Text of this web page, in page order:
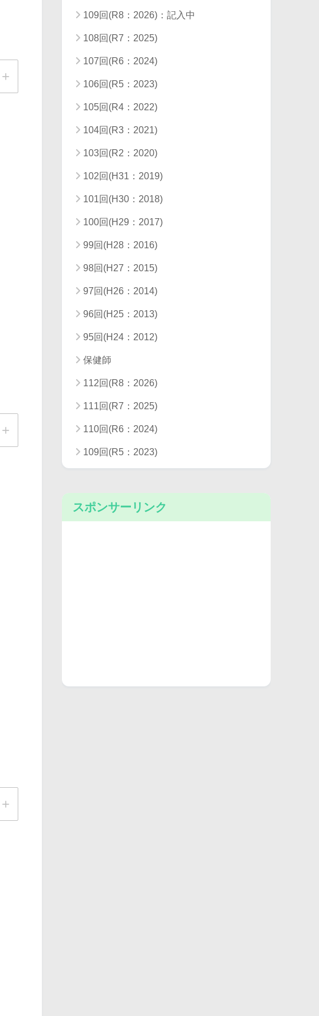
109回(R8：2026)：記入中
108回(R7：2025)
107回(R6：2024)
106回(R5：2023)
105回(R4：2022)
104回(R3：2021)
103回(R2：2020)
102回(H31：2019)
101回(H30：2018)
100回(H29：2017)
99回(H28：2016)
98回(H27：2015)
97回(H26：2014)
96回(H25：2013)
95回(H24：2012)
保健師
112回(R8：2026)
111回(R7：2025)
110回(R6：2024)
109回(R5：2023)
スポンサーリンク